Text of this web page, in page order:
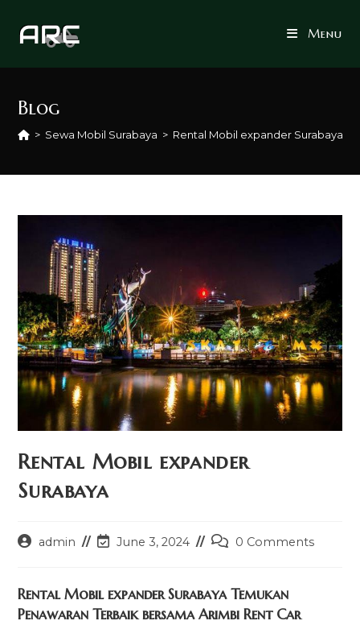
Menu
Blog
> Sewa Mobil Surabaya > Rental Mobil expander Surabaya
Rental Mobil expander
Surabaya
Postadmin
PostJune 3, 2024
Post0 Comments
Rental Mobil expander Surabaya Temukan
Penawaran Terbaik bersama Arimbi Rent Car